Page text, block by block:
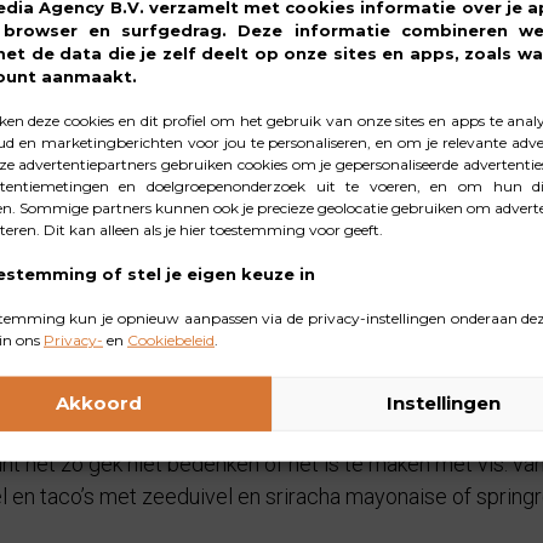
Agency B.V. verzamelt met cookies informatie over je
en surfgedrag. Deze informatie combineren
de data die je zelf deelt op onze sites en apps, zoals
aanmaakt.
deze cookies en dit profiel om het gebruik van onze sites en apps te
en marketingberichten voor jou te personaliseren, en om je relevante
advertentiepartners gebruiken cookies om je gepersonaliseerde
en doelgroepenonderzoek uit te voeren, en om hun
Sommige partners kunnen ook je precieze geolocatie gebruiken om
Dit kan alleen als je hier toestemming voor geeft.
of stel je eigen keuze in
kun je opnieuw aanpassen via de privacy-instellingen onderaan
ons Privacy- en Cookiebeleid
Akkoord Instellingen
redenen om geen vis te eten. “Het stinkt en is
vis krijg je meer voedingsstoffen binnen dan met een
zwemt inmiddels in de Noordzee”
keren per week – zoals in het geval van
uit onze zee komt. “Een trend is dat we eten
de moestuin en kaas van de regionale boer. We
Koop lokaal en in het juiste seizoen. Dat is niet
zee is zeer divers. De pijlinktvis zwemt inmiddels in
ook gespot in de Nederlandse wateren.” “Probeer en
Daarnaast past vis heel goed in de laatste foodtrends
het zo gek niet bedenken of het is te maken met vis:
taco’s met zeeduivel en sriracha mayonaise of